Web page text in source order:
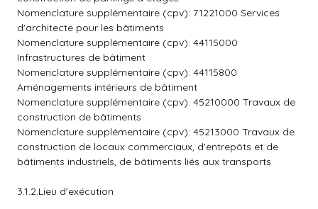
Nomenclature supplémentaire (cpv): 71221000 Services
d'architecte pour les bâtiments
Nomenclature supplémentaire (cpv): 44115000
Infrastructures de bâtiment
Nomenclature supplémentaire (cpv): 44115800
Aménagements intérieurs de bâtiment
Nomenclature supplémentaire (cpv): 45210000 Travaux de
construction de bâtiments
Nomenclature supplémentaire (cpv): 45213000 Travaux de
construction de locaux commerciaux, d'entrepôts et de
bâtiments industriels, de bâtiments liés aux transports
3.1.2.Lieu d'exécution